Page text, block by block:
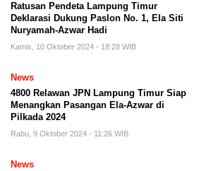
Ratusan Pendeta Lampung Timur
Deklarasi Dukung Paslon No. 1, Ela Siti
Nuryamah-Azwar Hadi
Kamis, 10 Oktober 2024 - 18:28 WIB
News
4800 Relawan JPN Lampung Timur Siap
Menangkan Pasangan Ela-Azwar di
Pilkada 2024
Rabu, 9 Oktober 2024 - 11:26 WIB
News